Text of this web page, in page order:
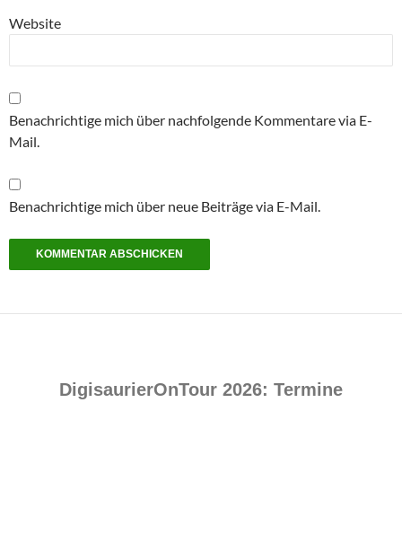
Website
Benachrichtige mich über nachfolgende Kommentare via E-
Mail.
Benachrichtige mich über neue Beiträge via E-Mail.
DigisaurierOnTour 2026: Termine